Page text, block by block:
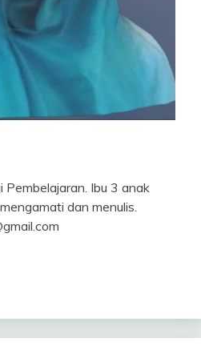
Ibu 3 anak
dan menulis.